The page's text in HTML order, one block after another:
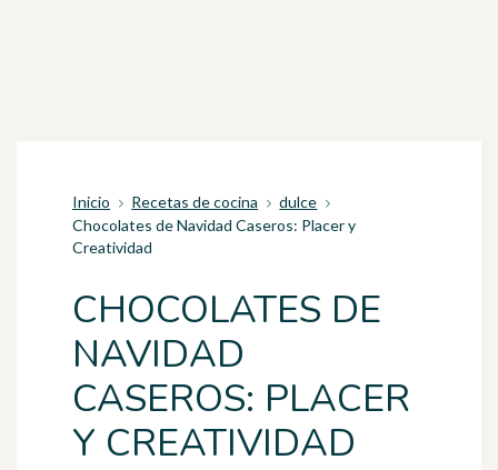
Inicio Recetas de cocina
dulce
Chocolates de Navidad Caseros: Placer y
Creatividad
CHOCOLATES DE
NAVIDAD
CASEROS: PLACER
Y CREATIVIDAD